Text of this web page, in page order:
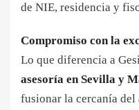
de NIE, residencia y
Compromiso con la
Lo que diferencia a
asesoría en Sevilla y
fusionar la cercanía